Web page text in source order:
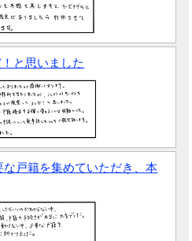
と思いました
戸籍を集めていただき、本